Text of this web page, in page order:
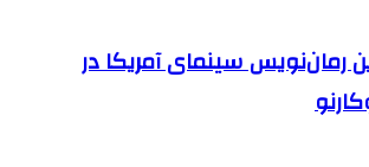
رمان‌نویس سینمای آمریکا در